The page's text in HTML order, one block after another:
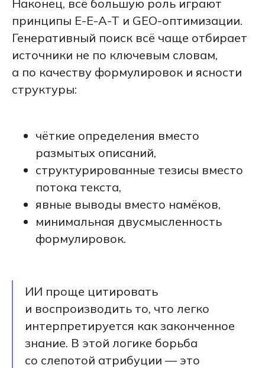
Наконец, всё большую роль играют
принципы E-E-A-T и GEO-оптимизации.
Генеративный поиск всё чаще отбирает
источники не по ключевым словам,
а по качеству формулировок и ясности
структуры:
чёткие определения вместо
размытых описаний,
структурированные тезисы вместо
потока текста,
явные выводы вместо намёков,
минимальная двусмысленность
формулировок.
ИИ проще цитировать
и воспроизводить то, что легко
интерпретируется как законченное
знание. В этой логике борьба
со слепотой атрибуции — это